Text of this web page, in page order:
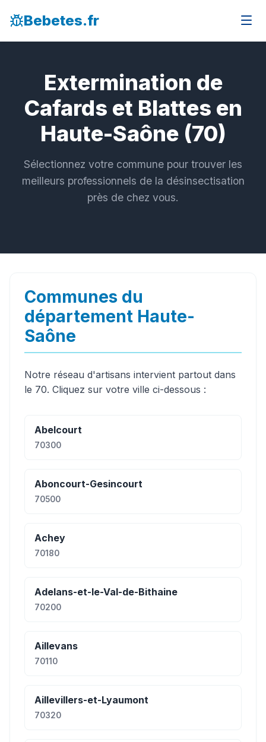
Bebetes.fr
Extermination de
Cafards et Blattes en
Haute-Saône (70)
Sélectionnez votre commune pour trouver les
meilleurs professionnels de la désinsectisation
près de chez vous.
Communes du
département Haute-
Saône
Notre réseau d'artisans intervient partout dans
le 70. Cliquez sur votre ville ci-dessous :
Abelcourt
70300
Aboncourt-Gesincourt
70500
Achey
70180
Adelans-et-le-Val-de-Bithaine
70200
Aillevans
70110
Aillevillers-et-Lyaumont
70320